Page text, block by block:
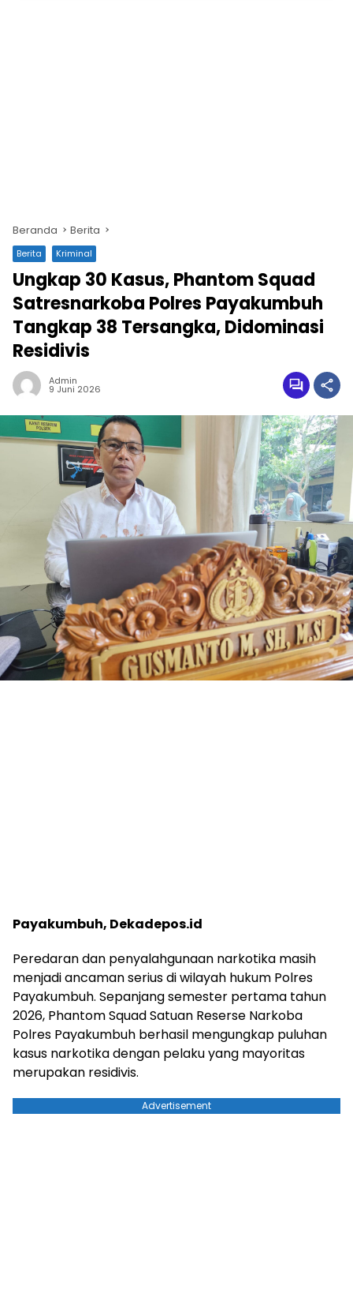
Beranda Berita
Berita Kriminal
Ungkap 30 Kasus, Phantom Squad
Satresnarkoba Polres Payakumbuh
Tangkap 38 Tersangka, Didominasi
Residivis
Admin
9 Juni 2026
Payakumbuh, Dekadepos.id
Peredaran dan penyalahgunaan narkotika masih
menjadi ancaman serius di wilayah hukum Polres
Payakumbuh. Sepanjang semester pertama tahun
2026, Phantom Squad Satuan Reserse Narkoba
Polres Payakumbuh berhasil mengungkap puluhan
kasus narkotika dengan pelaku yang mayoritas
merupakan residivis.
Advertisement